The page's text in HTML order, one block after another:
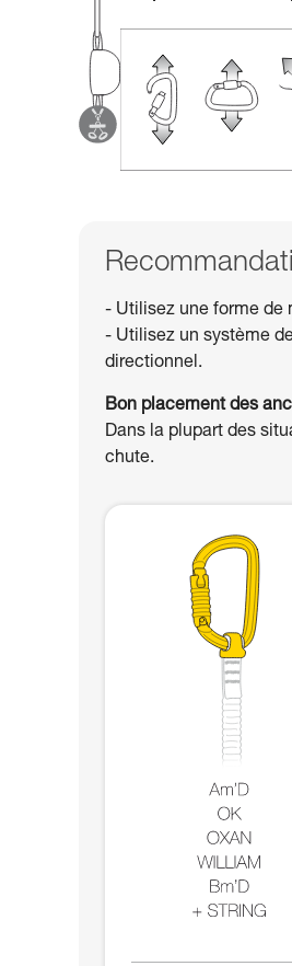
- Utilisez une forme de
- Utilisez un système
directionnel.
Bon placement des
Dans la plupart des
chute.